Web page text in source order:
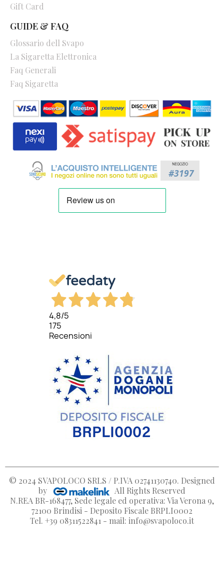
Gift Card
GUIDE & FAQ
Glossario dell Svapo
La Sigaretta Elettronica
Faq Generali
Faq Sigaretta
4,8/5
175
Recensioni
© 2024 SVAPOLOCO SRLS / P.IVA 02741130740. Designed
by
All Rights Reserved
N.REA BR-168477, Sede legale ed operativa: Via Verona 9,
72100 Brindisi - Deposito Fiscale BRPLI0002
Tel. +39 08311522841 - mail: info@svapoloco.it